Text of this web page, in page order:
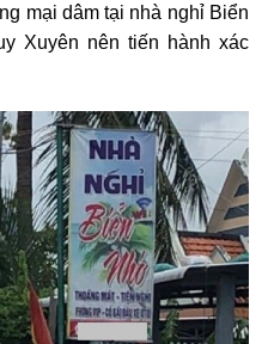
mại dâm tại nhà nghỉ Biển
Xuyên nên tiến hành xác